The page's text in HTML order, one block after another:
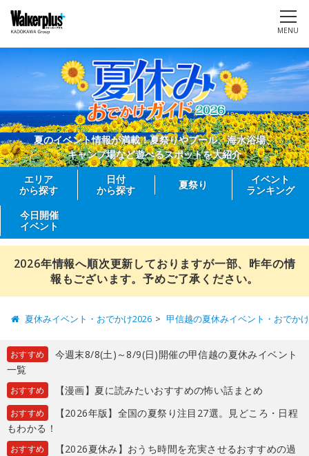
MENU
夏のイベント情報が満載！夏祭りやプール、海水浴場、
キャンプ場など遊べるスポットを大紹介
エリア
から探す
日付
から探す
夏祭り
イベント
ランキング
今日開催
イベント
2026年情報へ順次更新しておりますが一部、昨年の情
報もございます。予めご了承ください。
夏休みイベント・おでかけ2026 甲信越の夏休みイベント・おでか
おすすめ
今週末8/8(土)～8/9(日)開催の甲信越の夏休みイベント
一覧
おすすめ 【漫画】夏に読みたいおすすめの怖い話まとめ
おすすめ
【2026年版】全国の夏祭り注目27選。見どころ・日程
もわかる！
おすすめ
【2026夏休み】おうち時間を充実させるおすすめの過